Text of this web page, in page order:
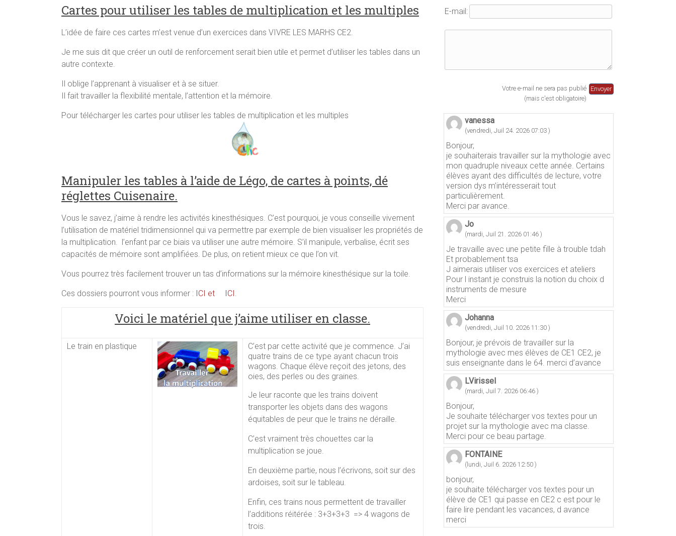
Cartes pour utiliser les tables de multiplication et les multiples
L’idée de faire ces cartes m’est venue d’un exercices dans VIVRE LES MARHS CE2.
Je me suis dit que créer un outil de renforcement serait bien utile et permet d’utiliser les tables dans un
autre contexte.
Il oblige l’apprenant à visualiser et à se situer.
Il fait travailler la flexibilité mentale, l’attention et la mémoire.
Pour télécharger les cartes pour utiliser les tables de multiplication et les multiples
Manipuler les tables à l’aide de Légo, de cartes à points, dé
réglettes Cuisenaire.
Vous le savez, j’aime à rendre les activités kinesthésiques. C’est pourquoi, je vous conseille vivement
l’utilisation de matériel tridimensionnel qui va permettre par exemple de bien visualiser les propriétés de
la multiplication. l’enfant par ce biais va utiliser une autre mémoire. S’il manipule, verbalise, écrit ses
capacités de mémoire sont amplifiées. De plus, on retient mieux ce que l’on vit.
Vous pourrez très facilement trouver un tas d’informations sur la mémoire kinesthésique sur la toile.
Ces dossiers pourront vous informer : ICI et ICI.
Voici le matériel que j’aime utiliser en classe.
Le train en plastique
C’est par cette activité que je commence. J’ai
quatre trains de ce type ayant chacun trois
wagons. Chaque élève reçoit des jetons, des
oies, des perles ou des graines.
Je leur raconte que les trains doivent
transporter les objets dans des wagons
équitables de peur que le trains ne déraille.
C’est vraiment très chouettes car la
multiplication se joue.
En deuxième partie, nous l’écrivons, soit sur des
ardoises, soit sur le tableau.
Enfin, ces trains nous permettent de travailler
l’additions réitérée : 3+3+3+3 => 4 wagons de
trois.
E-mail:
Votre e-mail ne sera pas publié
(mais c'est obligatoire)
vanessa
(vendredi, Juil 24. 2026 07:03 )
Bonjour,
je souhaiterais travailler sur la mythologie avec
mon quadruple niveaux cette année. Certains
élèves ayant des difficultés de lecture, votre
version dys m’intéresserait tout
particulièrement.
Merci par avance.
Jo
(mardi, Juil 21. 2026 01:46 )
Je travaille avec une petite fille à trouble tdah
Et probablement tsa
J aimerais utiliser vos exercices et ateliers
Pour l instant je construis la notion du choix d
instruments de mesure
Merci
Johanna
(vendredi, Juil 10. 2026 11:30 )
Bonjour, je prévois de travailler sur la
mythologie avec mes élèves de CE1 CE2, je
suis enseignante dans le 64. merci d’avance
LVirissel
(mardi, Juil 7. 2026 06:46 )
Bonjour,
Je souhaite télécharger vos textes pour un
projet sur la mythologie avec ma classe.
Merci pour ce beau partage.
FONTAINE
(lundi, Juil 6. 2026 12:50 )
bonjour,
je souhaite télécharger vos textes pour un
élève de CE1 qui passe en CE2 c est pour le
faire lire pendant les vacances, d avance
merci